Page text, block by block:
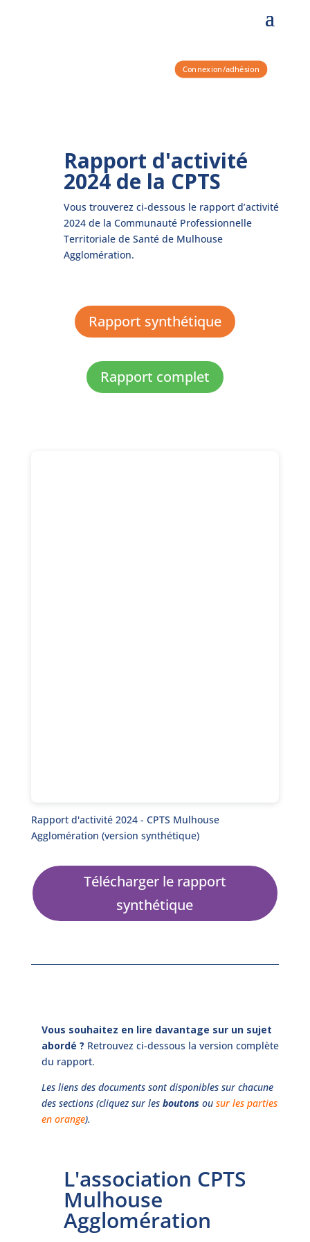
Connexion/adhésion
Rapport d'activité
2024 de la CPTS
Vous trouverez ci-dessous le rapport d’activité
2024 de la Communauté Professionnelle
Territoriale de Santé de Mulhouse
Agglomération.
Rapport synthétique
Rapport complet
Rapport d'activité 2024 - CPTS Mulhouse
Agglomération (version synthétique)
Télécharger le rapport
synthétique
Vous souhaitez en lire davantage sur un sujet
abordé ? Retrouvez ci-dessous la version complète
du rapport.
Les liens des documents sont disponibles sur chacune
des sections (cliquez sur les boutonsou sur les parties
en orange).
L'association CPTS
Mulhouse
Agglomération